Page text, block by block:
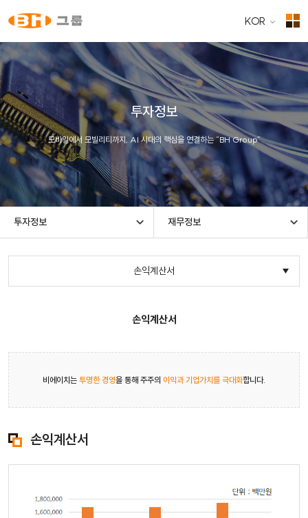
KOR
투자정보
모바일에서 모빌리티까지, AI 시대의 핵심을 연결하는 “BH Group”
투자정보 재무정보
손익계산서
손익계산서
비에이치는 투명한 경영을 통해 주주의 이익과 기업가치를 극대화합니다.
손익계산서